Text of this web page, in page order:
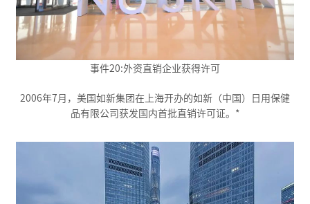
事件20:外资直销企业获得许可
2006年7月，美国如新集团在上海开办的如新（中国）日用保健
品有限公司获发国内首批直销许可证。*